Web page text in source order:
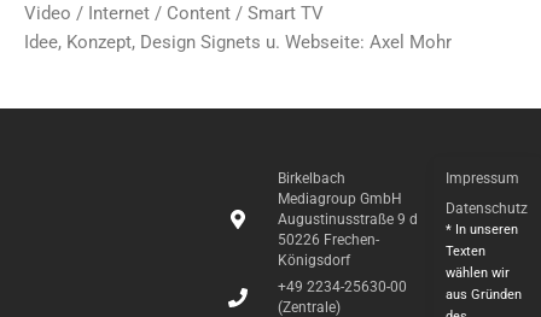
Video / Internet / Content / Smart TV
Idee, Konzept, Design Signets u. Webseite: Axel Mohr
Birkelbach
Mediagroup GmbH
Augustinusstraße 9 d
50226 Frechen-
Königsdorf
+49 2234-25630-00
(Zentrale)
Impressum
Datenschutz
* In unseren
Texten
wählen wir
aus Gründen